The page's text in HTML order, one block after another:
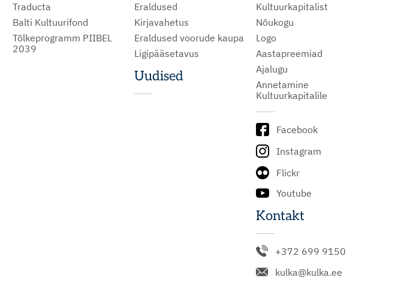
Traducta
Balti Kultuurifond
Tõlkeprogramm PIIBEL
2039
Eraldused
Kirjavahetus
Eraldused voorude kaupa
Ligipääsetavus
Uudised
Kultuurkapitalist
Nõukogu
Logo
Aastapreemiad
Ajalugu
Annetamine
Kultuurkapitalile
Facebook
Instagram
Flickr
Youtube
Kontakt
+372 699 9150
kulka@kulka.ee